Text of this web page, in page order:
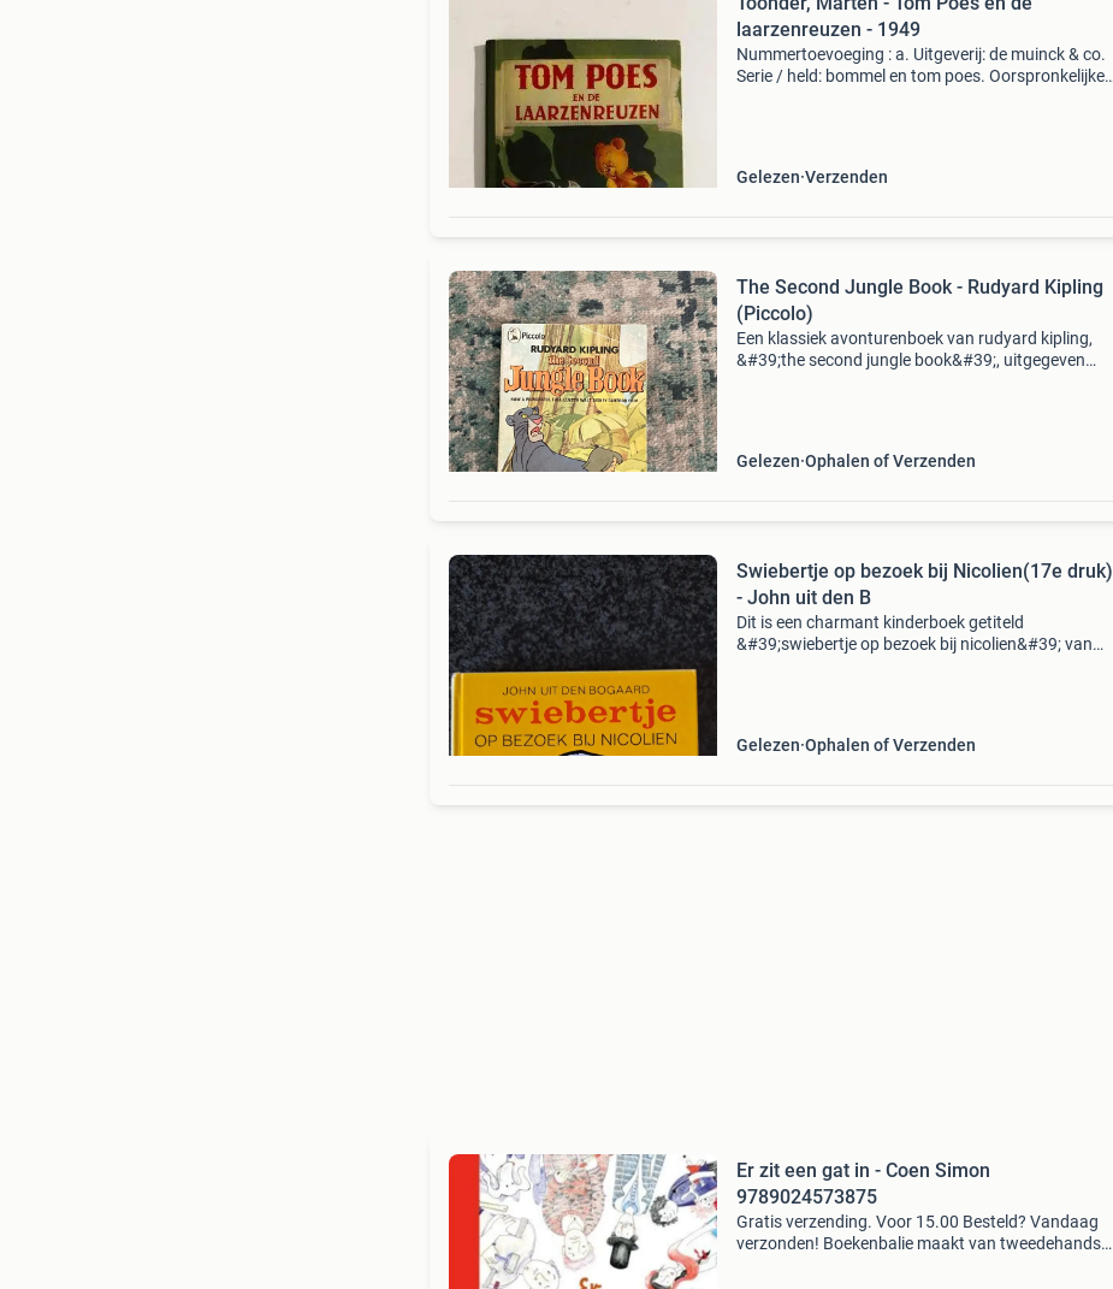
laarzenreuzen - 1949
Nummertoevoeging : a. Uitgeverij: de muinck & co.
Serie / held: bommel en tom poes. Oorspronkelijke
Gelezen Verzenden
The Second Jungle Book - Rudyard Kipling
(Piccolo)
Een klassiek avonturenboek van rudyard kipling,
&#39;the second jungle book&#39;, uitgegeven
Gelezen Ophalen of Verzenden
Swiebertje op bezoek bij Nicolien(17e druk)
- John uit den B
Dit is een charmant kinderboek getiteld
&#39;swiebertje op bezoek bij nicolien&#39; van
Gelezen Ophalen of Verzenden
Er zit een gat in - Coen Simon
9789024573875
Gratis verzending. Voor 15.00 Besteld? Vandaag
verzonden! Boekenbalie maakt van tweedehands